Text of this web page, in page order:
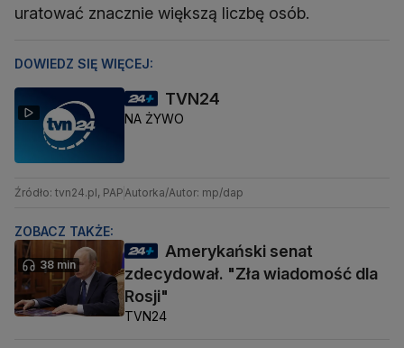
uratować znacznie większą liczbę osób.
DOWIEDZ SIĘ WIĘCEJ:
TVN24
NA ŻYWO
Źródło: tvn24.pl, PAPAutorka/Autor: mp/dap
ZOBACZ TAKŻE:
38 min
Amerykański senat
zdecydował. "Zła wiadomość dla
Rosji"
TVN24